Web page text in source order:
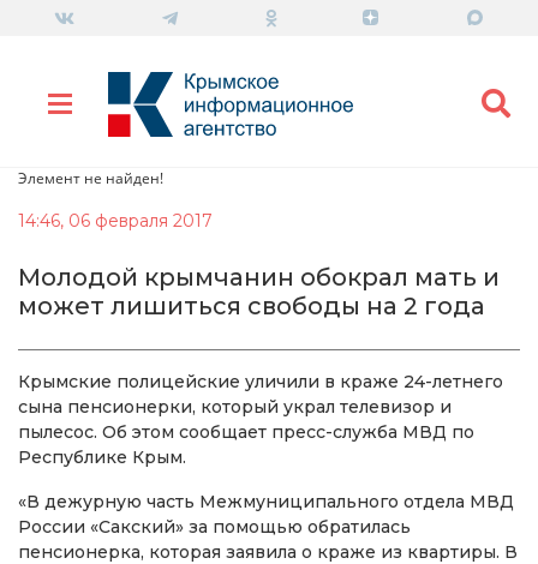
Элемент не найден!
14:46, 06 февраля 2017
Молодой крымчанин обокрал мать и
может лишиться свободы на 2 года
Крымские полицейские уличили в краже 24-летнего
сына пенсионерки, который украл телевизор и
пылесос. Об этом сообщает пресс-служба МВД по
Республике Крым.
«В дежурную часть Межмуниципального отдела МВД
России «Сакский» за помощью обратилась
пенсионерка, которая заявила о краже из квартиры. В